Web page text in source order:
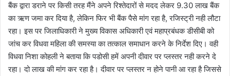
बैंक द्वारा डराने पर किसी तरह मैंने अपने रिश्तेदारों से मदद लेकर 9.30 लाख बैंक
का ऋण जमा कर दिया है, लेकिन फिर भी बैंक पैसे मांग रहा है, रजिस्ट्री नही लौटा
रहा। इस पर जिलाधिकारी ने मुख्य विकास अधिकारी एवं महाप्रबंधक डीसीबी को
जांच कर विधवा महिला की समस्या का तत्काल समाधान करने के निर्देश दिए। वही
विधवा निशा कोहली ने बताया कि पडोसी हमें अपनी दीवार पर प्लस्तर नही करने दे
रहा। दो लाख की मांग कर रहा है। दीवार पर प्लस्तर न होने पानी आ रहा है जिससे